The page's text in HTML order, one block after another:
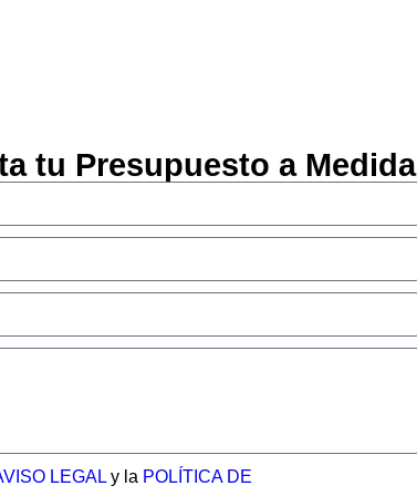
tu Presupuesto a Medida
LEGAL y la POLÍTICA DE